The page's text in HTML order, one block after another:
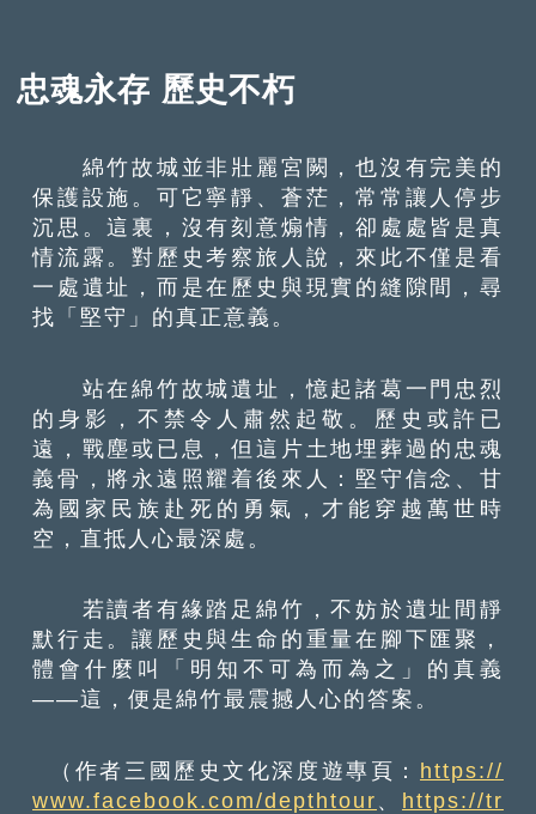
忠魂永存 歷史不朽
綿竹故城並非壯麗宮闕，也沒有完美的
保護設施。可它寧靜、蒼茫，常常讓人停步
沉思。這裏，沒有刻意煽情，卻處處皆是真
情流露。對歷史考察旅人說，來此不僅是看
一處遺址，而是在歷史與現實的縫隙間，尋
找「堅守」的真正意義。
站在綿竹故城遺址，憶起諸葛一門忠烈
的身影，不禁令人肅然起敬。歷史或許已
遠，戰塵或已息，但這片土地埋葬過的忠魂
義骨，將永遠照耀着後來人：堅守信念、甘
為國家民族赴死的勇氣，才能穿越萬世時
空，直抵人心最深處。
若讀者有緣踏足綿竹，不妨於遺址間靜
默行走。讓歷史與生命的重量在腳下匯聚，
體會什麼叫「明知不可為而為之」的真義
——這，便是綿竹最震撼人心的答案。
（作者三國歷史文化深度遊專頁： https://
www.facebook.com/depthtour、 https://tr